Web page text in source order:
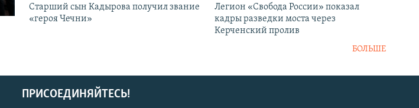
Старший сын Кадырова получил звание
«героя Чечни»
Легион «Свобода России» показал
кадры разведки моста через
Керченский пролив
БОЛЬШЕ
ПРИСОЕДИНЯЙТЕСЬ!